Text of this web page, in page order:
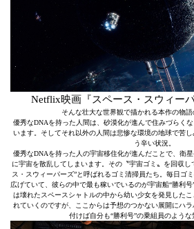
Netflix映画『スペース・スウィー
そんな壮大な世界観で描かれる本作の物語
優秀なDNAを持った人間は、砂漠化が進んで住みづらく
います。そしてそれ以外の人間は悲惨な環境の地球で苦
う辛い状況。
優秀なDNAを持った人の宇宙移住化が進んだことで、衛
に宇宙を散乱してしまいます。その〝宇宙ゴミ〟を回収し
ス・スウィーパーズ”と呼ばれるゴミ清掃員たち。毎日ゴ
広げていて、彼らの中で最も稼いでいるのが宇宙船“勝利
は壊れたスペースシャトルの中から幼い少女を発見した
れていくのですが、ここからは予想のつかない展開にハ
付けば自分も“勝利号”の乗組員のような